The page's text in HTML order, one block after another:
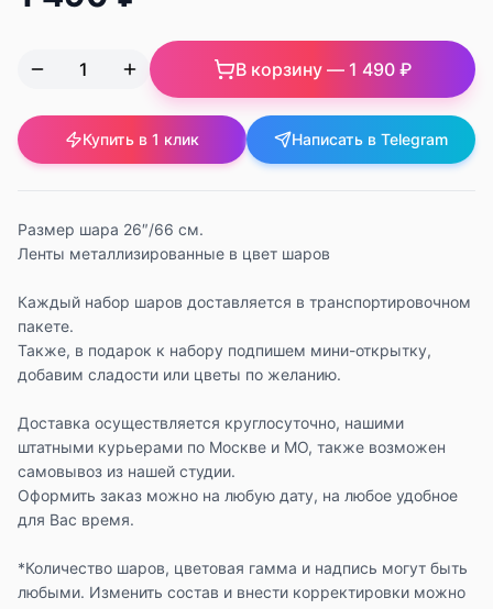
В корзину — 1 490 ₽
Купить в 1 клик Написать в Telegram
Размер шара 26″/66 см.
Ленты металлизированные в цвет шаров
Каждый набор шаров доставляется в транспортировочном
пакете.
Также, в подарок к набору подпишем мини-открытку,
добавим сладости или цветы по желанию.
Доставка осуществляется круглосуточно, нашими
штатными курьерами по Москве и МО, также возможен
самовывоз из нашей студии.
Оформить заказ можно на любую дату, на любое удобное
для Вас время.
*Количество шаров, цветовая гамма и надпись могут быть
любыми. Изменить состав и внести корректировки можно